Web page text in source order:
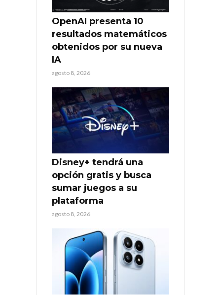
OpenAI presenta 10
resultados matemáticos
obtenidos por su nueva
IA
agosto 8, 2026
Disney+ tendrá una
opción gratis y busca
sumar juegos a su
plataforma
agosto 8, 2026